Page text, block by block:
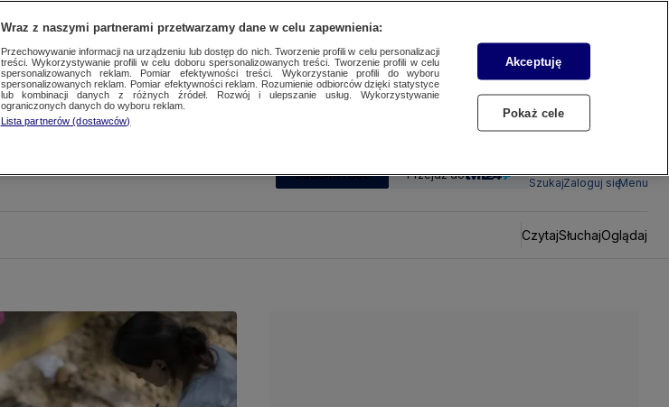
SUBSKRYBUJ Przejdź do
SzukajZaloguj sięMenu
CzytajSłuchajOglądaj
Wraz z naszymi partnerami przetwarzamy dane w celu zapewnienia:
Przechowywanie informacji na urządzeniu lub dostęp do nich. Tworzenie profili w celu personalizacji
treści. Wykorzystywanie profili w celu doboru spersonalizowanych treści. Tworzenie profili w celu
spersonalizowanych reklam. Pomiar efektywności treści. Wykorzystanie profili do wyboru
spersonalizowanych reklam. Pomiar efektywności reklam. Rozumienie odbiorców dzięki statystyce
lub kombinacji danych z różnych źródeł. Rozwój i ulepszanie usług. Wykorzystywanie
ograniczonych danych do wyboru reklam.
Lista partnerów (dostawców)
Akceptuję
Pokaż cele